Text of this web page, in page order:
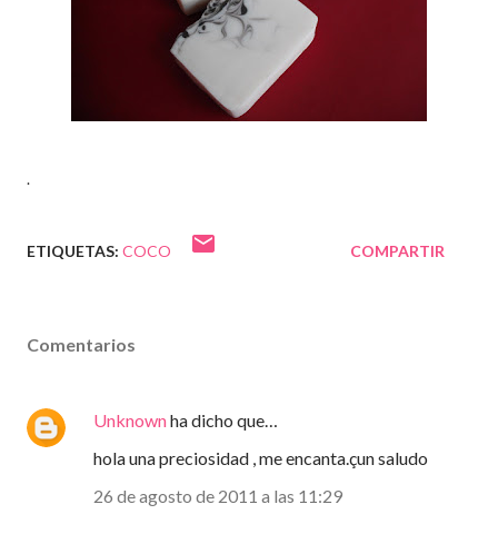
.
ETIQUETAS: COCO COMPARTIR
Comentarios
Unknownha dicho que…
hola una preciosidad , me encanta.çun saludo
26 de agosto de 2011 a las 11:29